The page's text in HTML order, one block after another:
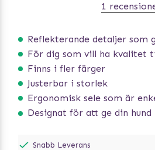
Reflekterande detaljer som ger
För dig som vill ha kvalitet till
Finns i fler färger
Justerbar i storlek
Ergonomisk sele som är enkel att ta
Designat för att ge din hund
1
Snabb Leverans